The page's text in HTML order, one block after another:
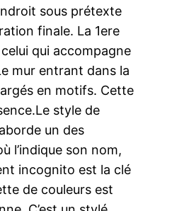
sous prétexte
finale. La 1ere
qui accompagne
mur entrant dans la
en motifs. Cette
style de
un des
l’indique son nom,
incognito est la clé
de couleurs est